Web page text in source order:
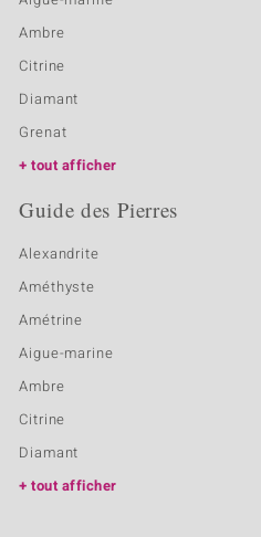
Ambre
Citrine
Diamant
Grenat
tout afficher
Guide des Pierres
Alexandrite
Améthyste
Amétrine
Aigue-marine
Ambre
Citrine
Diamant
tout afficher